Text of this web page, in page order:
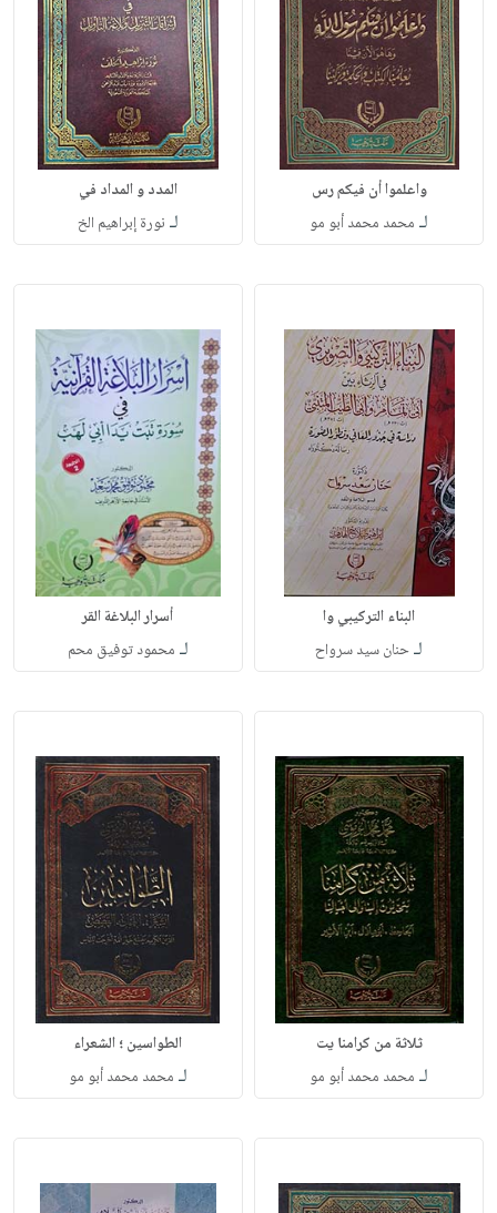
واعلموا أن فيكم رس
لـ محمد محمد أبو مو
المدد و المداد في
لـ نورة إبراهيم الخ
البناء التركيبي وا
لـحنان سيد سرواح
أسرار البلاغة القر
لـ محمود توفيق محم
ثلاثة من كرامنا يت
لـ محمد محمد أبو مو
الطواسين ؛ الشعراء
لـ محمد محمد أبو مو